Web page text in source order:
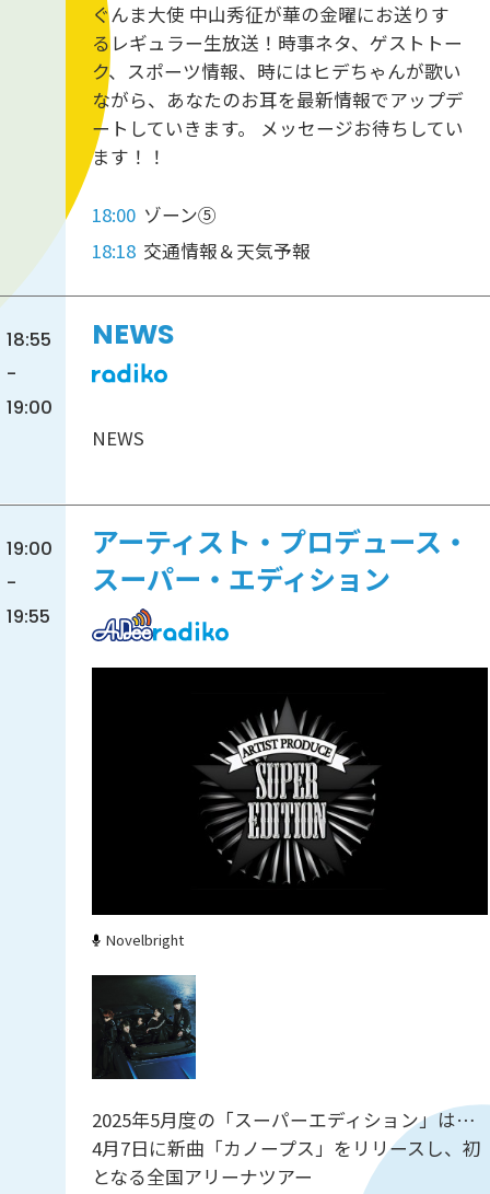
ぐんま大使 中山秀征が華の金曜にお送りす
るレギュラー生放送！時事ネタ、ゲストトー
ク、スポーツ情報、時にはヒデちゃんが歌い
ながら、あなたのお耳を最新情報でアップデ
ートしていきます。 メッセージお待ちしてい
ます！！
18:00 ゾーン⑤
18:18 交通情報＆天気予報
18:55
-
19:00
NEWS
NEWS
19:00
-
19:55
アーティスト・プロデュース・
スーパー・エディション
Novelbright
2025年5月度の「スーパーエディション」は…
4月7日に新曲「カノープス」をリリースし、初
となる全国アリーナツアー